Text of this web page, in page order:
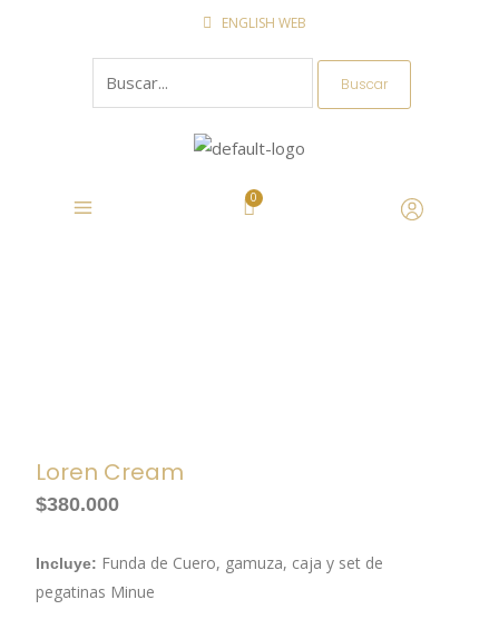
ENGLISH WEB
por:
Loren Cream
$380.000
Incluye: Funda de Cuero, gamuza, caja y set de
pegatinas Minue